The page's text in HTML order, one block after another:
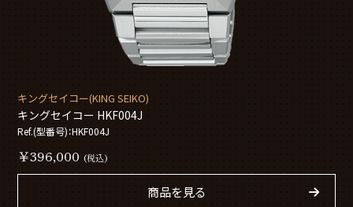
キングセイコー(KING SEIKO)
キングセイコー HKF004J
Ref.(型番号)：HKF004J
￥396,000 (税込)
商品を見る